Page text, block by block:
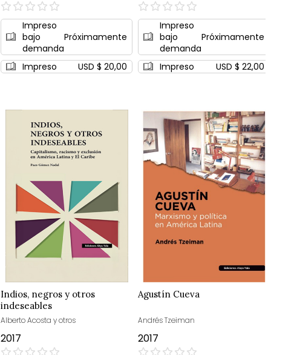
0%
Impreso
bajo
demanda
Próximamente
Impreso USD $ 20,00
0%
Impreso
bajo
demanda
Próximamente
Impreso USD $ 22,00
Indios, negros y otros
indeseables
Alberto Acosta y otros
2017
Agustín Cueva
Andrés Tzeiman
2017